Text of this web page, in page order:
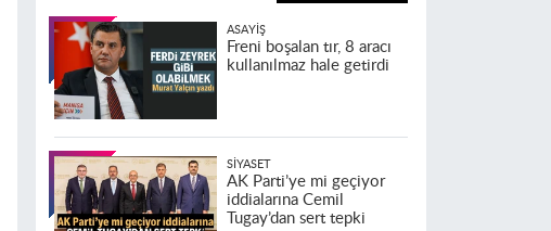
ASAYIŞ
Freni boşalan tır, 8 aracı
kullanılmaz hale getirdi
SIYASET
AK Parti’ye mi geçiyor
iddialarına Cemil
Tugay’dan sert tepki